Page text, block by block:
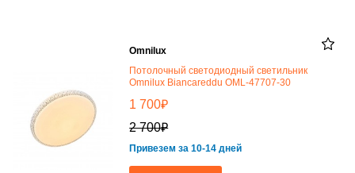
Omnilux
Потолочный светодиодный светильник
Omnilux Biancareddu OML-47707-30
1 700₽
2 700₽
Привезем за 10-14 дней